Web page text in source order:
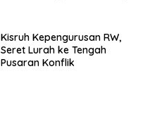
Kisruh Kepengurusan RW,
Seret Lurah ke Tengah
Pusaran Konflik